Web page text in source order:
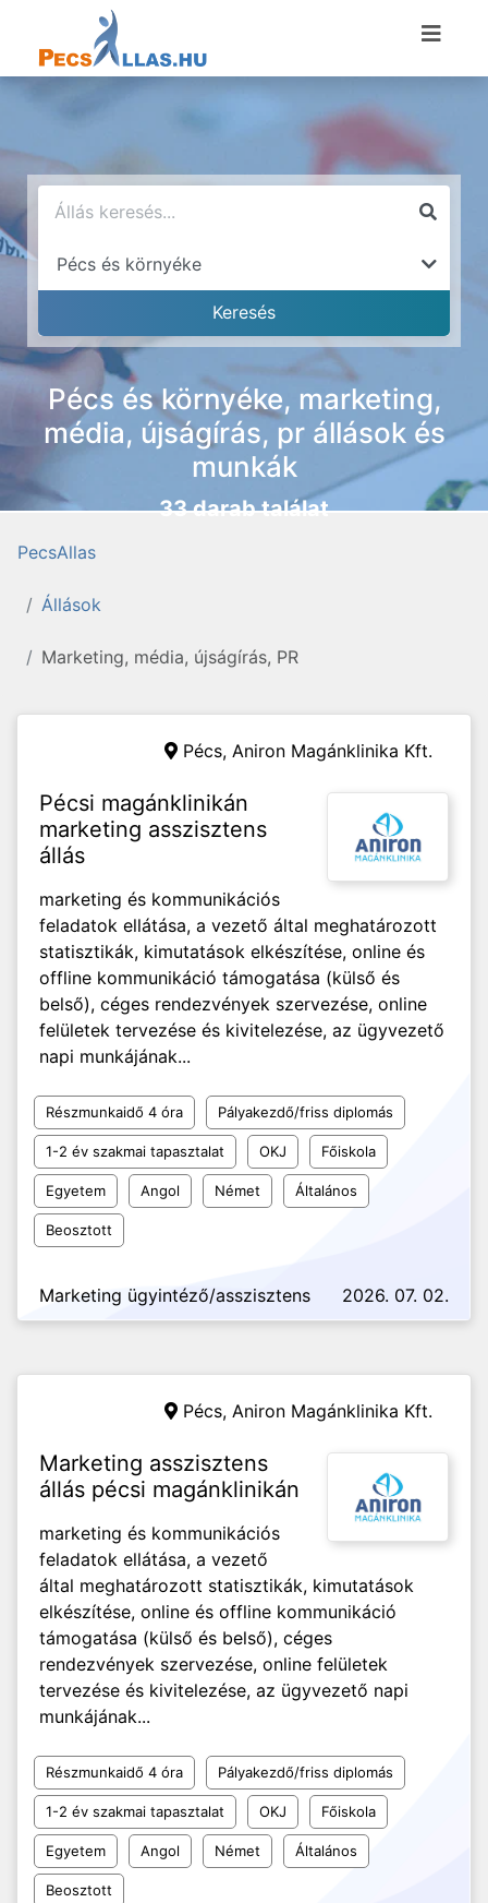
Pécs és környéke, marketing,
média, újságírás, pr állások és
munkák
33 darab találat
PecsAllas
Állások
Marketing, média, újságírás, PR
Pécs, Aniron Magánklinika Kft.
Pécsi magánklinikán
marketing asszisztens
állás
marketing és kommunikációs
feladatok ellátása, a vezető által meghatározott
statisztikák, kimutatások elkészítése, online és
offline kommunikáció támogatása (külső és
belső), céges rendezvények szervezése, online
felületek tervezése és kivitelezése, az ügyvezető
napi munkájának...
Részmunkaidő 4 óra Pályakezdő/friss diplomás
1-2 év szakmai tapasztalat OKJ Főiskola
Egyetem Angol Német Általános
Beosztott
Marketing ügyintéző/asszisztens 2026. 07. 02.
Pécs, Aniron Magánklinika Kft.
Marketing asszisztens
állás pécsi magánklinikán
marketing és kommunikációs
feladatok ellátása, a vezető
által meghatározott statisztikák, kimutatások
elkészítése, online és offline kommunikáció
támogatása (külső és belső), céges
rendezvények szervezése, online felületek
tervezése és kivitelezése, az ügyvezető napi
munkájának...
Részmunkaidő 4 óra Pályakezdő/friss diplomás
1-2 év szakmai tapasztalat OKJ Főiskola
Egyetem Angol Német Általános
Beosztott